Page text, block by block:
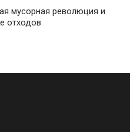
мусорная революция и
отходов